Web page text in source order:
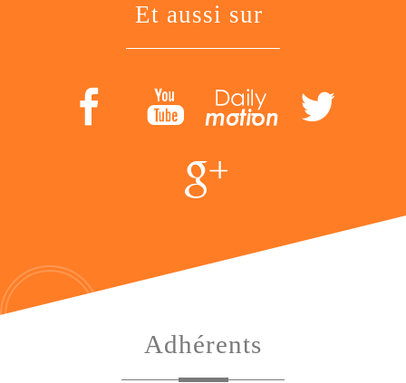
et aussi sur
Adhérents